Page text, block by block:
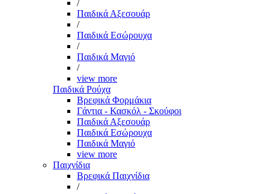
/
Παιδικά Αξεσουάρ
/
Παιδικά Εσώρουχα
/
Παιδικά Μαγιό
/
view more
Παιδικά Ρούχα
Βρεφικά Φορμάκια
Γάντια - Κασκόλ - Σκούφοι
Παιδικά Αξεσουάρ
Παιδικά Εσώρουχα
Παιδικά Μαγιό
view more
Παιχνίδια
Βρεφικά Παιχνίδια
/